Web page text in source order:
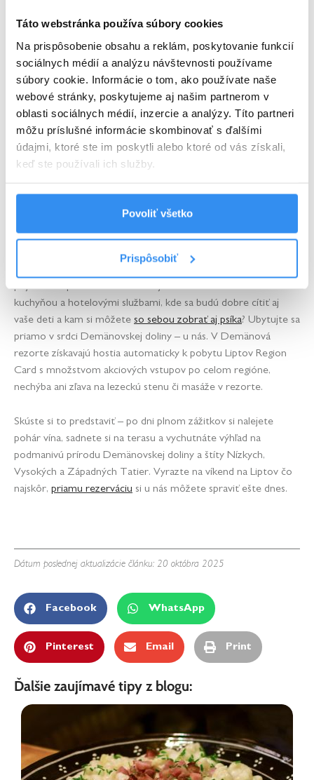
Táto webstránka používa súbory cookies
Na prispôsobenie obsahu a reklám, poskytovanie funkcií
sociálnych médií a analýzu návštevnosti používame
súbory cookie. Informácie o tom, ako používate naše
webové stránky, poskytujeme aj našim partnerom v
oblasti sociálnych médií, inzercie a analýzy. Títo partneri
môžu príslušné informácie skombinovať s ďalšími
údajmi, ktoré ste im poskytli alebo ktoré od vás získali,
keď ste používali ich služby.
Povoliť všetko
Prispôsobiť
Lahodné liptovské bryndzové halušky, burgre v chrumkavých
žemliach či zmrzlinové poháre ako dezert ponúka aj moderná
reštauráciaPinus Demänová s vonkajším detským ihriskom.
Ak máte radi indickú kuchyňu, vaše chuťové bunky poteší aj
reštaurácia Safran, voňajúca exotickými koreninami a
chrumkavým indickým chlebom.
Demänová – nájdite si ideálne
ubytovanie
Ak je vašim najbližším turistickým cieľom práve Demänovská
dolina, základom je nájsť ubytovanie, najlepšie s wellness, ktoré
kuchyňou a hotelovými službami, kde sa budú dobre cítiť aj
vaše deti a kam si môžete so sebou zobrať aj psíka? Ubytujte sa
priamo v srdci Demänovskej doliny – u nás. V Demänová
rezorte získavajú hostia automaticky k pobytu Liptov Region
Card s množstvom akciových vstupov po celom regióne,
nechýba ani zľava na lezeckú stenu či masáže v rezorte.
Skúste si to predstaviť – po dni plnom zážitkov si nalejete
pohár vína, sadnete si na terasu a vychutnáte výhľad na
podmanivú prírodu Demänovskej doliny a štíty Nízkych,
Vysokých a Západných Tatier. Vyrazte na víkend na Liptov čo
najskôr, priamu rezerváciu si u nás môžete spraviť ešte dnes.
Dátum poslednej aktualizácie článku: 20 októbra 2025
Facebook WhatsApp
Pinterest Email Print
Ďalšie zaujímavé tipy z blogu: